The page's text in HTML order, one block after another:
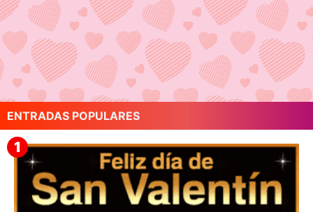
ENTRADAS POPULARES